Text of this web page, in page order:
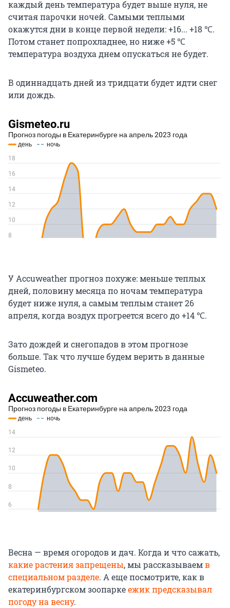
каждый день температура будет выше нуля, не
считая парочки ночей. Самыми теплыми
окажутся дни в конце первой недели: +16... +18 ℃.
Потом станет попрохладнее, но ниже +5 ℃
температура воздуха днем опускаться не будет.
В одиннадцать дней из тридцати будет идти снег
или дождь.
У Accuweather прогноз похуже: меньше теплых
дней, половину месяца по ночам температура
будет ниже нуля, а самым теплым станет 26
апреля, когда воздух прогреется всего до +14 ℃.
Зато дождей и снегопадов в этом прогнозе
больше. Так что лучше будем верить в данные
Gismeteo.
Весна — время огородов и дач. Когда и что сажать,
какие растения запрещены, мы рассказываемв
специальном разделе. А еще посмотрите, как в
екатеринбургском зоопаркеежик предсказывал
погоду на весну.